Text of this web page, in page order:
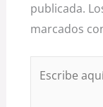
publicada.
marcados